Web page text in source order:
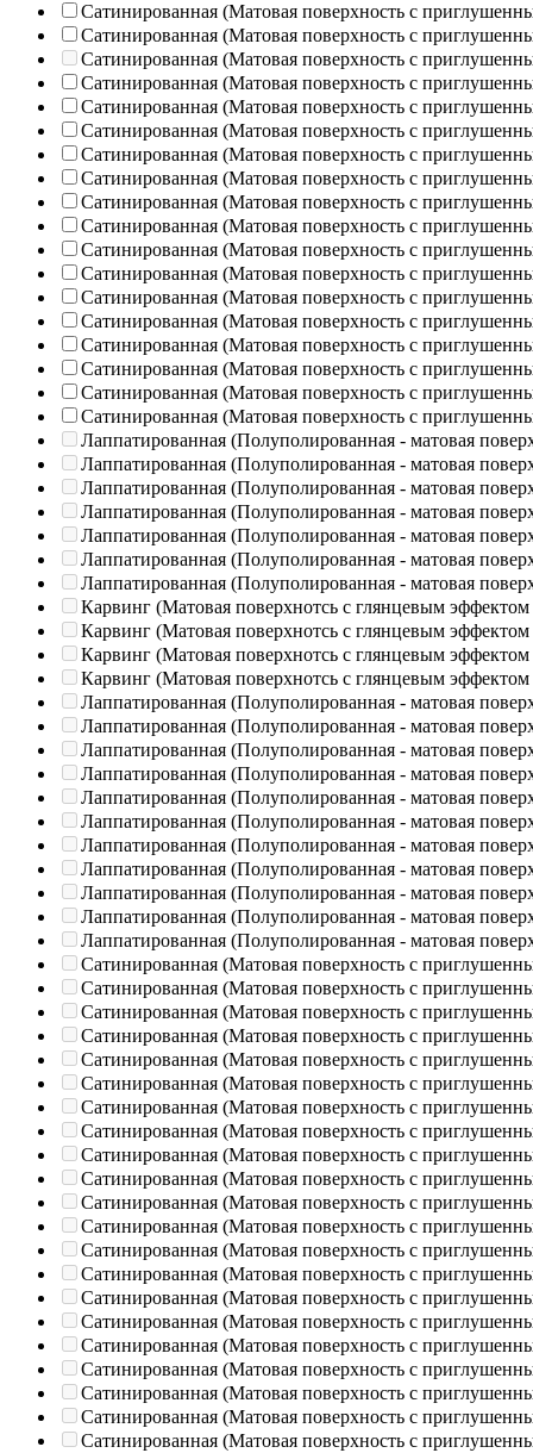
Сатинированная (Матовая поверхность с
Сатинированная (Матовая поверхность с
Сатинированная (Матовая поверхность с
Сатинированная (Матовая поверхность с
Сатинированная (Матовая поверхность с
Сатинированная (Матовая поверхность с
Сатинированная (Матовая поверхность с
Сатинированная (Матовая поверхность с
Сатинированная (Матовая поверхность с
Сатинированная (Матовая поверхность с
Сатинированная (Матовая поверхность с
Сатинированная (Матовая поверхность с
Сатинированная (Матовая поверхность с
Сатинированная (Матовая поверхность с
Сатинированная (Матовая поверхность с
Сатинированная (Матовая поверхность с
Сатинированная (Матовая поверхность с
Сатинированная (Матовая поверхность с
Лаппатированная (Полуполированная - матовая
Лаппатированная (Полуполированная - матовая
Лаппатированная (Полуполированная - матовая
Лаппатированная (Полуполированная - матовая
Лаппатированная (Полуполированная - матовая
Лаппатированная (Полуполированная - матовая
Лаппатированная (Полуполированная - матовая
Карвинг (Матовая поверхнотсь с глянцевым эффектом
Карвинг (Матовая поверхнотсь с глянцевым эффектом
Карвинг (Матовая поверхнотсь с глянцевым эффектом
Карвинг (Матовая поверхнотсь с глянцевым эффектом
Лаппатированная (Полуполированная - матовая
Лаппатированная (Полуполированная - матовая
Лаппатированная (Полуполированная - матовая
Лаппатированная (Полуполированная - матовая
Лаппатированная (Полуполированная - матовая
Лаппатированная (Полуполированная - матовая
Лаппатированная (Полуполированная - матовая
Лаппатированная (Полуполированная - матовая
Лаппатированная (Полуполированная - матовая
Лаппатированная (Полуполированная - матовая
Лаппатированная (Полуполированная - матовая
Сатинированная (Матовая поверхность с
Сатинированная (Матовая поверхность с
Сатинированная (Матовая поверхность с
Сатинированная (Матовая поверхность с
Сатинированная (Матовая поверхность с
Сатинированная (Матовая поверхность с
Сатинированная (Матовая поверхность с
Сатинированная (Матовая поверхность с
Сатинированная (Матовая поверхность с
Сатинированная (Матовая поверхность с
Сатинированная (Матовая поверхность с
Сатинированная (Матовая поверхность с
Сатинированная (Матовая поверхность с
Сатинированная (Матовая поверхность с
Сатинированная (Матовая поверхность с
Сатинированная (Матовая поверхность с
Сатинированная (Матовая поверхность с
Сатинированная (Матовая поверхность с
Сатинированная (Матовая поверхность с
Сатинированная (Матовая поверхность с
Сатинированная (Матовая поверхность с